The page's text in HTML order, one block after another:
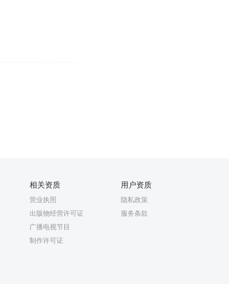
相关资质
营业执照
出版物经营许可证
广播电视节目
制作许可证
用户资质
隐私政策
服务条款